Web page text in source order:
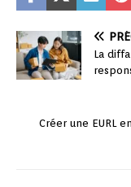
La
Créer une EURL